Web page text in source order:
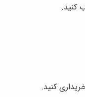
کنید.
کنید.